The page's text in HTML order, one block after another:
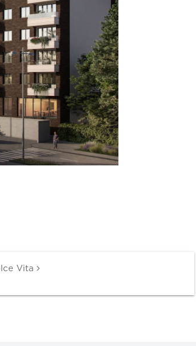
Vita